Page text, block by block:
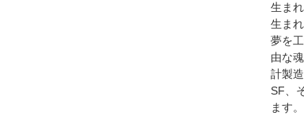
生まれ
生ま
夢を
由な
計製
SF、
ます。